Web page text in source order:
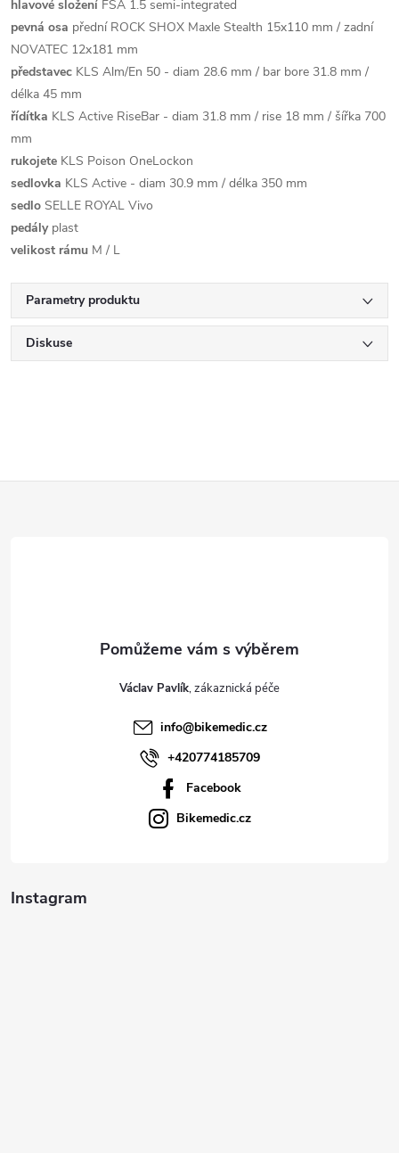
hlavové složení FSA 1.5 semi-integrated
pevná osa přední ROCK SHOX Maxle Stealth 15x110 mm / zadní
NOVATEC 12x181 mm
představec KLS Alm/En 50 - diam 28.6 mm / bar bore 31.8 mm /
délka 45 mm
řídítka KLS Active RiseBar - diam 31.8 mm / rise 18 mm / šířka 700
mm
rukojete KLS Poison OneLockon
sedlovka KLS Active - diam 30.9 mm / délka 350 mm
sedlo SELLE ROYAL Vivo
pedályplast
velikost rámu M / L
Parametry produktu
Diskuse
Václav Pavlík
info@bikemedic.cz
+420774185709
Facebook
Bikemedic.cz
Instagram